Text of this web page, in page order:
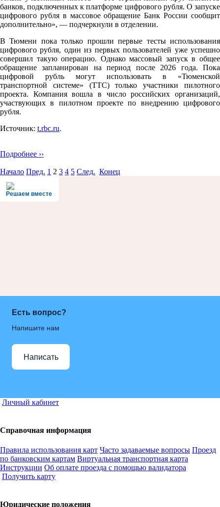
банков, подключенных к платформе цифрового рубля. О запуске
цифрового рубля в массовое обращение Банк России сообщит
дополнительно», — подчеркнули в отделении.
В Тюмени пока только прошли первые тесты использования
цифрового рубля, один из первых пользователей уже успешно
совершил такую операцию. Однако массовый запуск в общее
обращение запланирован на период после 2026 года. Пока
цифровой рубль могут использовать в «Тюменской
транспортной системе» (ТТС) только участники пилотного
проекта. Компания вошла в число российских организаций,
участвующих в пилотном проекте по внедрению цифрового
рубля.
Источник: t.rbc.ru.
Подробнее ››
Начало Пред. 1 2 3 4 5 След. Конец
Решаем вместе
Есть вопрос?
Напишите нам
Написать
Личный кабинет
Справочная информация
Правила использования карт Часто задаваемые вопросы Проезд
по банковским картам Виртуальная транспортная карта
Инструкции Об оплате проезда с помощью валидатора
Получить карту
Юридические положения